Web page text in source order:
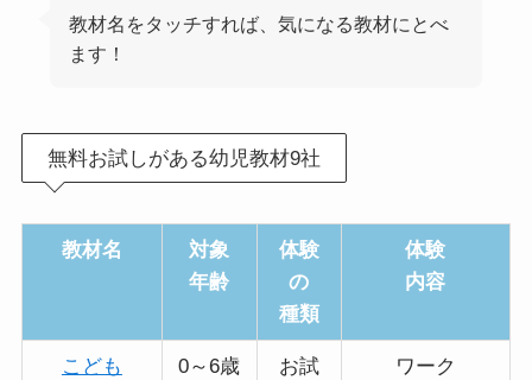
教材名をタッチすれば、気になる教材にとべ
ます！
無料お試しがある幼児教材9社
教材名
対象
年齢
体験
の
種類
体験
内容
こども
0～6歳
お試
ワーク